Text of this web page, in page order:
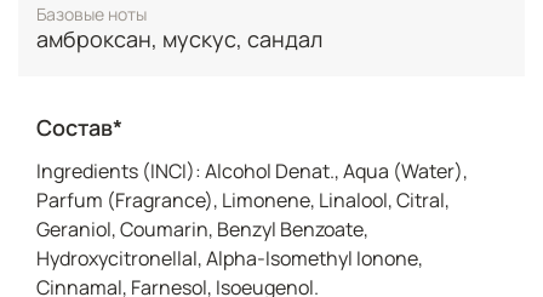
Базовые ноты
амброксан, мускус, сандал
Состав*
Ingredients (INCI): Alcohol Denat., Aqua (Water),
Parfum (Fragrance), Limonene, Linalool, Citral,
Geraniol, Coumarin, Benzyl Benzoate,
Hydroxycitronellal, Alpha-Isomethyl Ionone,
Cinnamal, Farnesol, Isoeugenol.